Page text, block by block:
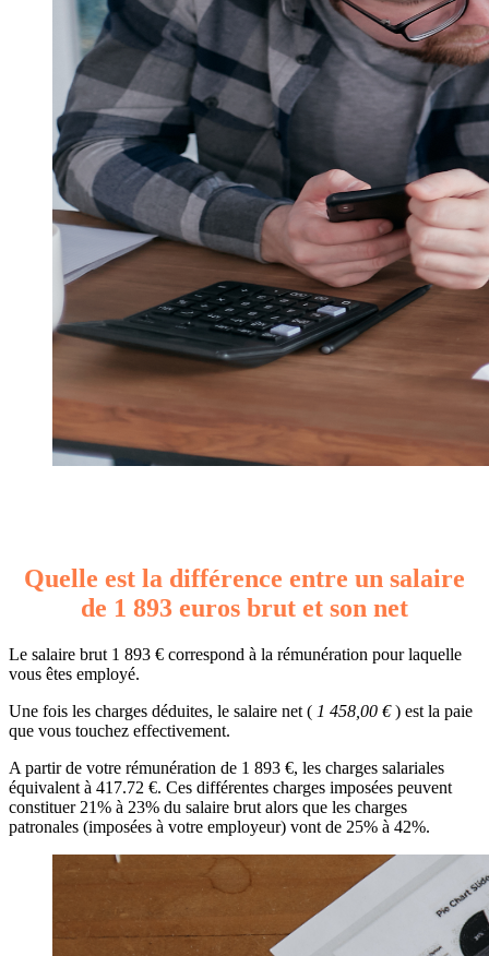
Quelle est la différence entre un salaire
de 1 893 euros brut et son net
Le salaire brut 1 893 € correspond à la rémunération pour laquelle
vous êtes employé.
Une fois les charges déduites, le salaire net ( 1 458,00 €) est la paie
que vous touchez effectivement.
A partir de votre rémunération de 1 893 €, les charges salariales
équivalent à 417.72 €. Ces différentes charges imposées peuvent
constituer 21% à 23% du salaire brut alors que les charges
patronales (imposées à votre employeur) vont de 25% à 42%.